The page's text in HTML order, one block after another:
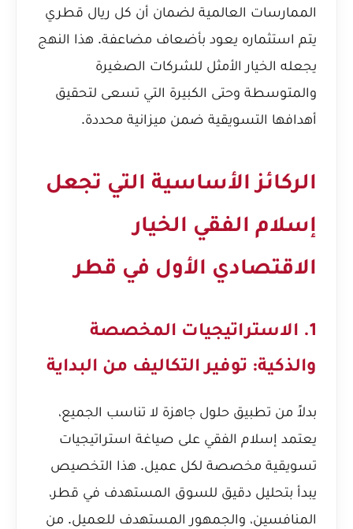
الممارسات العالمية لضمان أن كل ريال قطري
يتم استثماره يعود بأضعاف مضاعفة. هذا النهج
يجعله الخيار الأمثل للشركات الصغيرة
والمتوسطة وحتى الكبيرة التي تسعى لتحقيق
أهدافها التسويقية ضمن ميزانية محددة.
الركائز الأساسية التي تجعل
إسلام الفقي الخيار
الاقتصادي الأول في قطر
1. الاستراتيجيات المخصصة
والذكية: توفير التكاليف من البداية
بدلاً من تطبيق حلول جاهزة لا تناسب الجميع،
يعتمد إسلام الفقي على صياغة استراتيجيات
تسويقية مخصصة لكل عميل. هذا التخصيص
يبدأ بتحليل دقيق للسوق المستهدف في قطر،
المنافسين، والجمهور المستهدف للعميل. من